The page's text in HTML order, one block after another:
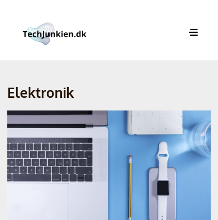
Elektronik